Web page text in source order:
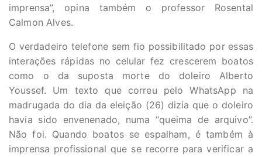
imprensa”, opina também o professor Rosental
Calmon Alves.
O verdadeiro telefone sem fio possibilitado por essas
interações rápidas no celular fez crescerem boatos
como o da suposta morte do doleiro Alberto
Youssef. Um texto que correu pelo WhatsApp na
madrugada do dia da eleição (26) dizia que o doleiro
havia sido envenenado, numa “queima de arquivo”.
Não foi. Quando boatos se espalham, é também à
imprensa profissional que se recorre para verificar a